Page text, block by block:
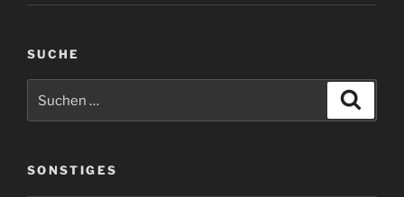
SUCHE
nach:
SONSTIGES